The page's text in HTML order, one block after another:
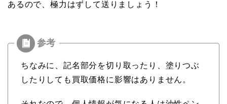
あるので、極力はずして送りましょう！
ちなみに、 記名部分を切り取ったり、塗りつぶ
したりしても買取価格に影響はありません。